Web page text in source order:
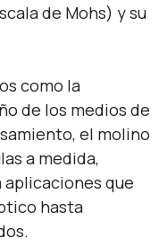
de Mohs) y su
como la
de los medios de
el molino
a medida,
que
hasta